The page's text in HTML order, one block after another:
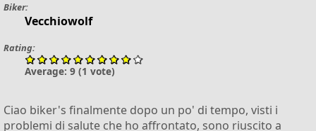
Biker:
Vecchiowolf
Rating:
Average: 9 (1 vote)
Ciao biker's finalmente dopo un po' di tempo, visti i
problemi di salute che ho affrontato, sono riuscito a